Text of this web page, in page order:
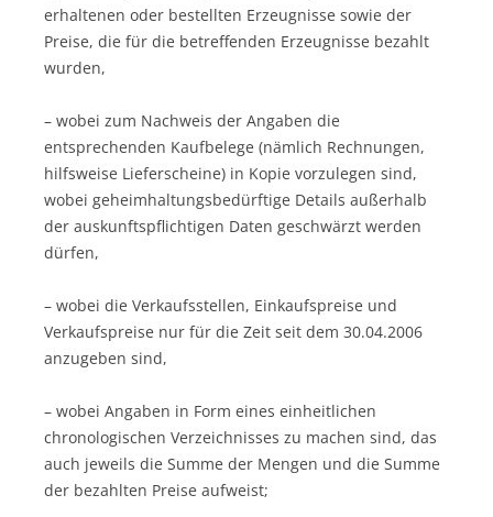
erhaltenen oder bestellten Erzeugnisse sowie der
Preise, die für die betreffenden Erzeugnisse bezahlt
wurden,
– wobei zum Nachweis der Angaben die
entsprechenden Kaufbelege (nämlich Rechnungen,
hilfsweise Lieferscheine) in Kopie vorzulegen sind,
wobei geheimhaltungsbedürftige Details außerhalb
der auskunftspflichtigen Daten geschwärzt werden
dürfen,
– wobei die Verkaufsstellen, Einkaufspreise und
Verkaufspreise nur für die Zeit seit dem 30.04.2006
anzugeben sind,
– wobei Angaben in Form eines einheitlichen
chronologischen Verzeichnisses zu machen sind, das
auch jeweils die Summe der Mengen und die Summe
der bezahlten Preise aufweist;